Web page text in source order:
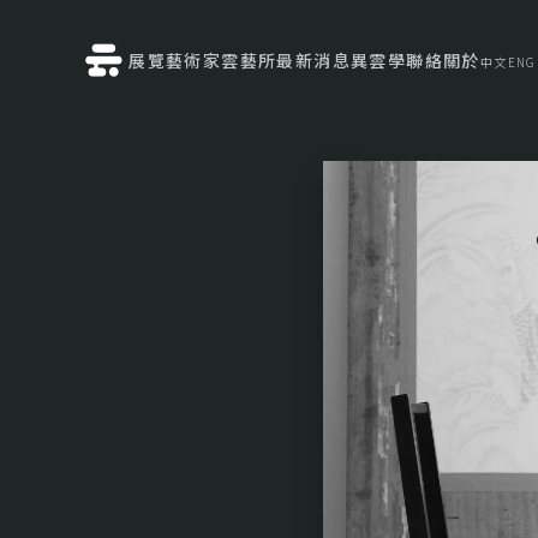
展覽藝術家雲藝所最新消息異雲學聯絡關於中文